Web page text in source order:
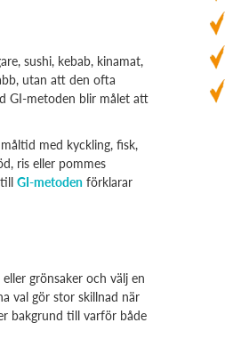
sushi, kebab, kinamat,
utan att den ofta
GI-metoden blir målet att
med kyckling, fisk,
ris eller pommes
GI-metoden förklarar
grönsaker och välj en
val gör stor skillnad när
bakgrund till varför både